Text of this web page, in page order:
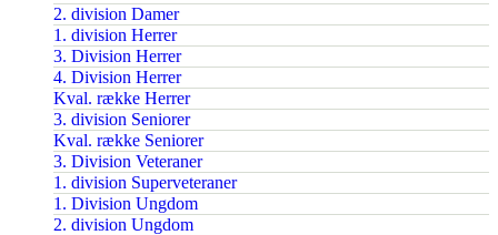
2. division Damer
1. division Herrer
3. Division Herrer
4. Division Herrer
Kval. række Herrer
3. division Seniorer
Kval. række Seniorer
3. Division Veteraner
1. division Superveteraner
1. Division Ungdom
2. division Ungdom